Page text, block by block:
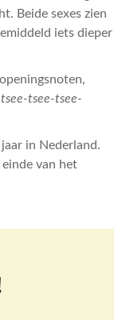
Beide sexes zien
iets dieper
tsee-tsee-tsee-
in Nederland.
van het